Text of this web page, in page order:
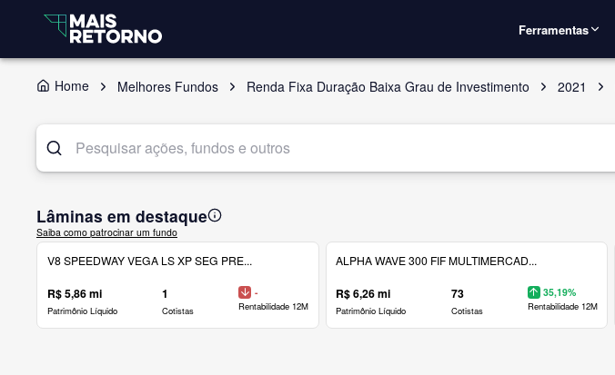
Ferramentas
Home Melhores Fundos Renda Fixa Duração Baixa Grau de Investimento 2021
Lâminas em destaque
Saiba como patrocinar um fundo
V8 SPEEDWAY VEGA LS XP SEG PRE...
R$ 5,86 mi
Patrimônio Líquido
1
Cotistas
-
Rentabilidade 12M
ALPHA WAVE 300 FIF MULTIMERCAD...
R$ 6,26 mi
Patrimônio Líquido
73
Cotistas
35,19%
Rentabilidade 12M